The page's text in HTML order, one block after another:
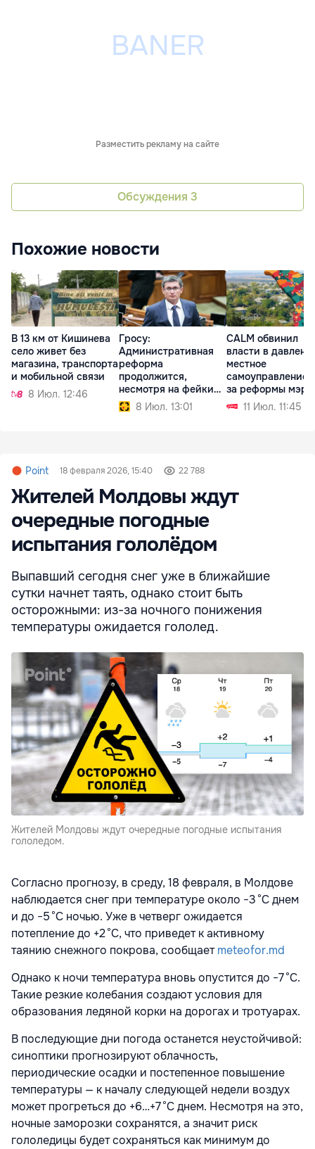
Разместить рекламу на сайте
Обсуждения 3
Похожие новости
В 13 км от Кишинева
село живет без
магазина, транспорта
и мобильной связи
8 Июл. 12:46
Гросу:
Административная
реформа
продолжится,
несмотря на фейки
её противников
8 Июл. 13:01
CALM обвинил
власти в
местное
самоуправление
за реформы
11 Июл. 11:45
Point 18 февраля 2026, 15:40 22 788
Жителей Молдовы ждут
очередные погодные
испытания гололёдом
Выпавший сегодня снег уже в ближайшие
сутки начнет таять, однако стоит быть
осторожными: из-за ночного понижения
температуры ожидается гололед.
Жителей Молдовы ждут очередные погодные испытания
гололедом.
Согласно прогнозу, в среду, 18 февраля, в Молдове
наблюдается снег при температуре около −3 °C днем
и до −5 °C ночью. Уже в четверг ожидается
потепление до +2 °C, что приведет к активному
таянию снежного покрова, сообщаетmeteofor.md
Однако к ночи температура вновь опустится до −7 °C.
Такие резкие колебания создают условия для
образования ледяной корки на дорогах и тротуарах.
В последующие дни погода останется неустойчивой:
синоптики прогнозируют облачность,
периодические осадки и постепенное повышение
температуры — к началу следующей недели воздух
может прогреться до +6…+7 °C днем. Несмотря на это,
ночные заморозки сохранятся, а значит риск
гололедицы будет сохраняться как минимум до